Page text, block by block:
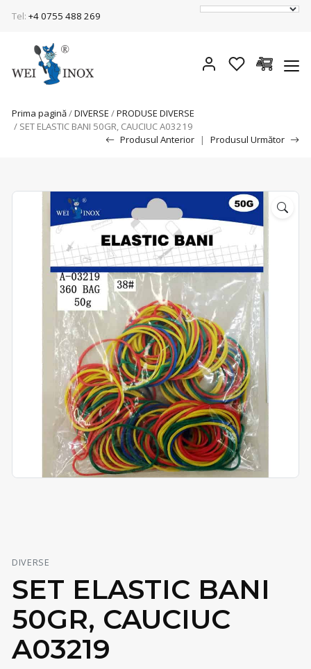
Tel: +4 0755 488 269
Prima pagină/DIVERSE /PRODUSE DIVERSE
/ SET ELASTIC BANI 50GR, CAUCIUC A03219
Produsul Anterior
| Produsul Următor
DIVERSE
SET ELASTIC BANI
50GR, CAUCIUC
A03219